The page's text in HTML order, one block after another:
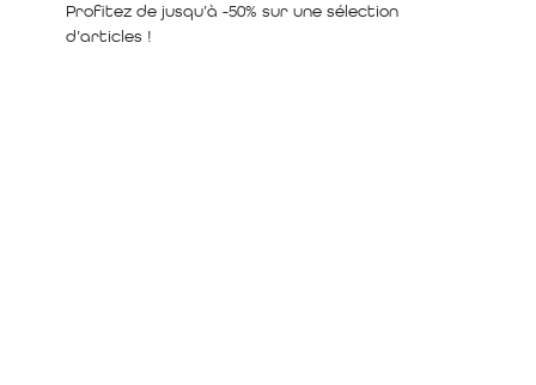
Profitez de jusqu’à -50% sur une sélection
d’articles !